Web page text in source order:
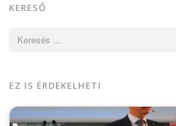
KERESŐ
Keresés:
EZ IS ÉRDEKELHETI